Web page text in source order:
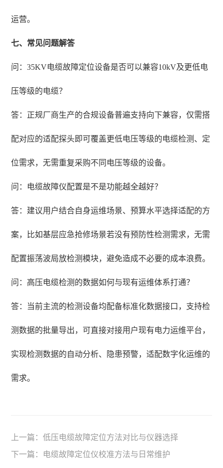
运营。
七、常见问题解答
问：35KV电缆故障定位设备是否可以兼容10kV及更低电
压等级的电缆？
答：正规厂商生产的合规设备普遍支持向下兼容，仅需搭
配对应的适配探头即可覆盖更低电压等级的电缆检测、定
位需求，无需重复采购不同电压等级的设备。
问：电缆故障仪配置是不是功能越全越好？
答：建议用户结合自身运维场景、预算水平选择适配的方
案，比如基层应急抢修场景若没有预防性检测需求，无需
配置振荡波局放检测模块，避免造成不必要的成本浪费。
问：高压电缆检测的数据如何与现有运维体系打通？
答：当前主流的检测设备均配备标准化数据接口，支持检
测数据的批量导出，可直接对接用户现有电力运维平台，
实现检测数据的自动分析、隐患预警，适配数字化运维的
需求。
上一篇：低压电缆故障定位方法对比与仪器选择
下一篇： 电缆故障定位仪校准方法与日常维护